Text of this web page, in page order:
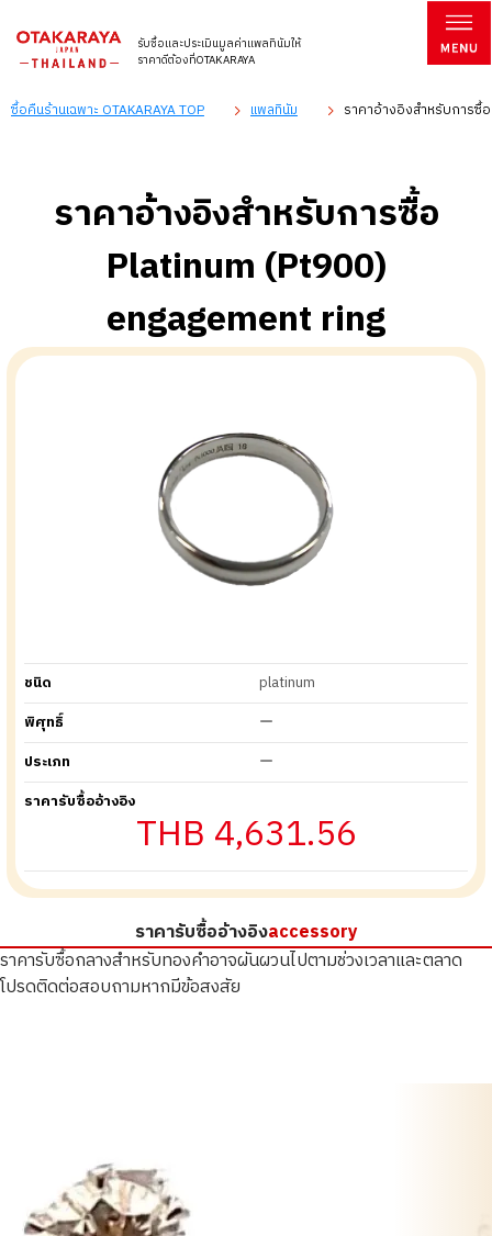
รับซื้อและประเมินมูลค่าแพลทินัมให้
ราคาดีต้องที่OTAKARAYA
ซื้อคืนร้านเฉพาะ OTAKARAYA TOP แพลทินัม ราคาอ้างอิงสำหรับการซื้
ราคาอ้างอิงสำหรับการซื้อ
Platinum (Pt900)
engagement ring
ชนิด
platinum
พิศุทธิ์
ー
ประเภท
ー
ราคารับซื้ออ้างอิง
THB 4,631.56
ราคารับซื้ออ้างอิงaccessory
ราคารับซื้อกลางสำหรับทองคำอาจผันผวนไปตามช่วงเวลาและตลาด
โปรดติดต่อสอบถามหากมีข้อสงสัย